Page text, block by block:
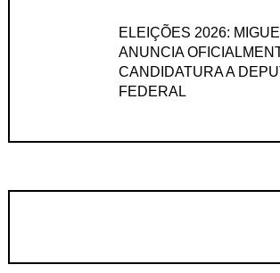
ELEIÇÕES 2026:
ANUNCIA
CANDIDATURA A
FEDERAL